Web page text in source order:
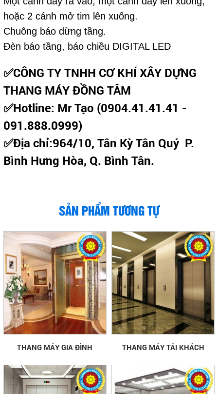
hoặc 2 cánh mở tim lên xuống.
Chuông báo dừng tầng.
Đèn báo tầng, báo chiều DIGITAL LED
✅CÔNG TY TNHH CƠ KHÍ XÂY DỰNG
THANG MÁY ĐỒNG TÂM
✅Hotline: Mr Tạo (0904.41.41.41 -
091.888.0999)
✅Địa chỉ:964/10, Tân Kỳ Tân Quý P.
Bình Hưng Hòa, Q. Bình Tân.
SẢN PHẨM TƯƠNG TỰ
THANG MÁY GIA ĐÌNH THANG MÁY TẢI KHÁCH